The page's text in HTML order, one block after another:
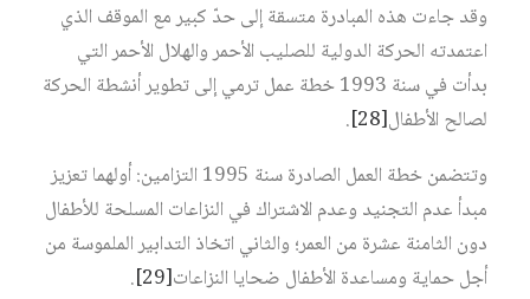
وقد جاءت هذه المبادرة متسقة إلى حدّ كبير مع الموقف الذي
اعتمدته الحركة الدولية للصليب الأحمر والهلال الأحمر التي
بدأت في سنة 1993 خطة عمل ترمي إلى تطوير أنشطة الحركة
لصالح الأطفال[28]
.
وتتضمن خطة العمل الصادرة سنة 1995 التزامين: أولهما تعزيز
مبدأ عدم التجنيد وعدم الاشتراك في النزاعات المسلحة للأطفال
دون الثامنة عشرة من العمر؛ والثاني اتخاذ التدابير الملموسة من
أجل حماية ومساعدة الأطفال ضحايا النزاعات[29]
.